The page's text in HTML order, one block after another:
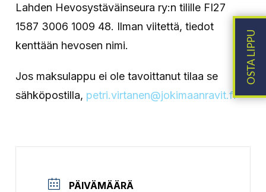
Lahden Hevosystäväinseura ry:n tilille FI27
1587 3006 1009 48. Ilman viitettä, tiedot
kenttään hevosen nimi.
Jos maksulappu ei ole tavoittanut tilaa se
sähköpostilla, petri.virtanen@jokimaanravit.fi
PÄIVÄMÄÄRÄ